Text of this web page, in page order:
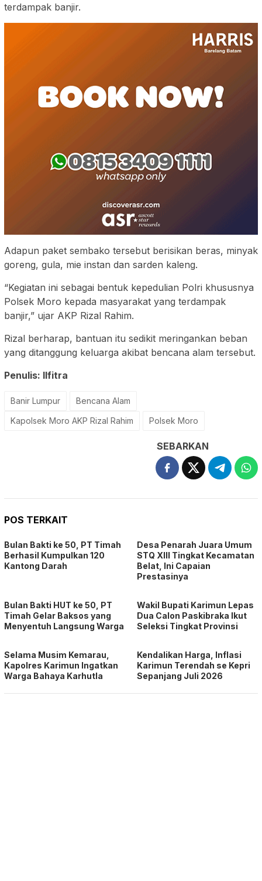
terdampak banjir.
Adapun paket sembako tersebut berisikan beras, minyak
goreng, gula, mie instan dan sarden kaleng.
“Kegiatan ini sebagai bentuk kepedulian Polri khususnya
Polsek Moro kepada masyarakat yang terdampak
banjir,” ujar AKP Rizal Rahim.
Rizal berharap, bantuan itu sedikit meringankan beban
yang ditanggung keluarga akibat bencana alam tersebut.
Penulis: Ilfitra
Banir Lumpur
Bencana Alam
Kapolsek Moro AKP Rizal Rahim
Polsek Moro
SEBARKAN
POS TERKAIT
Bulan Bakti ke 50, PT Timah
Berhasil Kumpulkan 120
Kantong Darah
Desa Penarah Juara Umum
STQ XIII Tingkat Kecamatan
Belat, Ini Capaian
Prestasinya
Bulan Bakti HUT ke 50, PT
Timah Gelar Baksos yang
Menyentuh Langsung Warga
Wakil Bupati Karimun Lepas
Dua Calon Paskibraka Ikut
Seleksi Tingkat Provinsi
Selama Musim Kemarau,
Kapolres Karimun Ingatkan
Warga Bahaya Karhutla
Kendalikan Harga, Inflasi
Karimun Terendah se Kepri
Sepanjang Juli 2026